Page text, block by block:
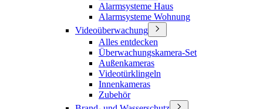
Alarmsysteme Haus
Alarmsysteme Wohnung
Videoüberwachung
Alles entdecken
Überwachungskamera-Set
Außenkameras
Videotürklingeln
Innenkameras
Zubehör